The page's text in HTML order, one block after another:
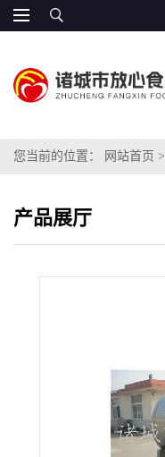
您当前的位置： 网站首页 >
产品展厅